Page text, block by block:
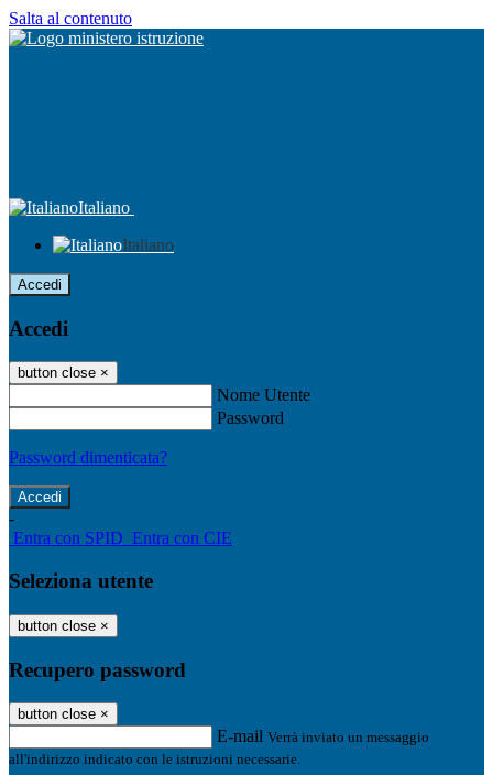
Salta al contenuto
Italiano
Italiano
Accedi
Accedi
button close ×
Nome Utente
Password
Password dimenticata?
-
Entra con SPID Entra con CIE
Seleziona utente
button close ×
Recupero password
button close ×
E-mail Verrà inviato un messaggio
all'indirizzo indicato con le istruzioni necessarie.